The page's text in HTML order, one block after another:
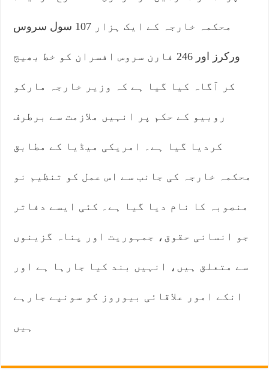
محکمہ خارجہ کے ایک ہزار 107 سول سروس
ورکرز اور 246 فارن سروس افسران کو خط بھیج
کر آگاہ کیا گیا ہے کہ وزیر خارجہ مارکو
روبیو کے حکم پر انہیں ملازمت سے برطرف
کردیا گیا ہے۔ امریکی میڈیا کے مطابق
محکمہ خارجہ کی جانب سے اس عمل کو تنظیم نو
منصوبہ کا نام دیا گیا ہے۔ کئی ایسے دفاتر
جو انسانی حقوق، جمہوریت اور پناہ گزینوں
سے متعلق ہیں، انہیں بند کیا جارہا ہے اور
انکے امور علاقائی بیوروز کو سونپے جارہے
ہیں